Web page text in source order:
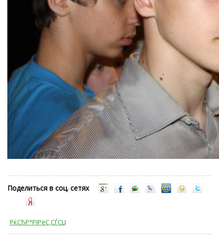
Поделиться в соц. сетях
РќСЂР°РІРёС‚СЃСЏ